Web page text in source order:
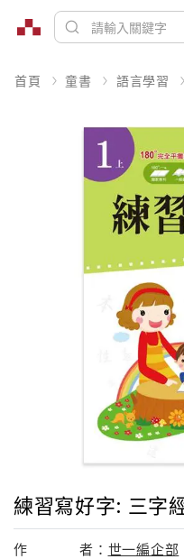
首頁 童書 語言學習
練習寫好字: 三字
作 者： 世一編企部